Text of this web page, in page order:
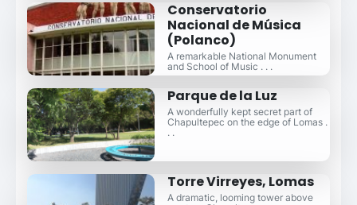
Conservatorio
Nacional de Música
(Polanco)
A remarkable National Monument
and School of Music . . .
Parque de la Luz
A wonderfully kept secret part of
Chapultepec on the edge of Lomas .
. .
Torre Virreyes, Lomas
A dramatic, looming tower above